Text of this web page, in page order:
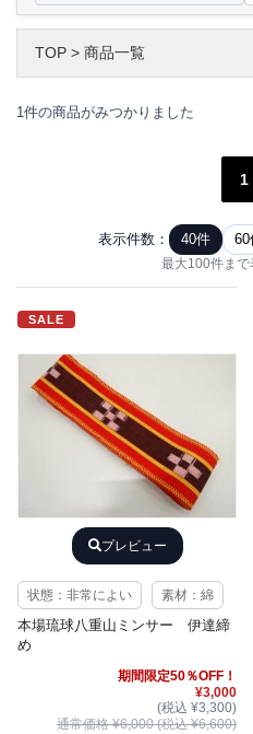
TOP > 商品一覧
1件の商品がみつかりました
1
表示件数： 40件 60
最大100件まで
SALE
プレビュー
状態：非常によい 素材：綿
本場琉球八重山ミンサー 伊達締
め
期間限定50％OFF！
¥3,000
(税込 ¥3,300)
通常価格 ¥6,000 (税込 ¥6,600)